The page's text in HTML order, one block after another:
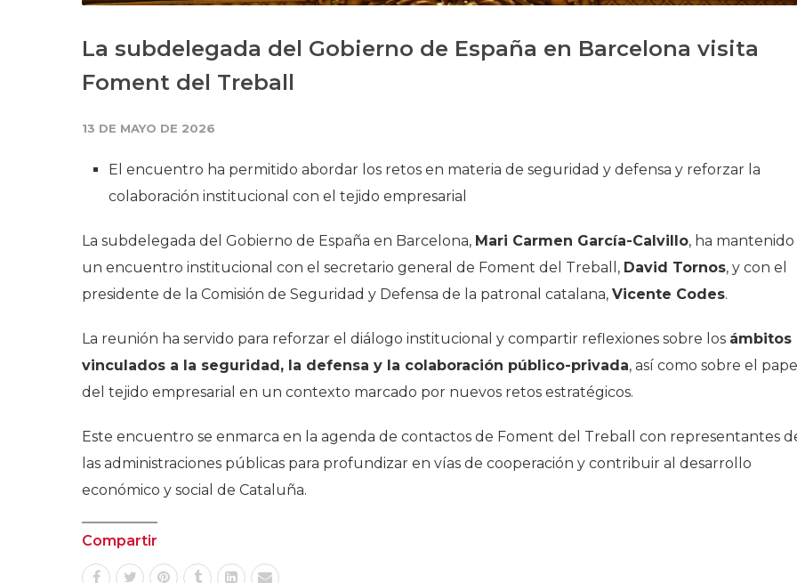
La subdelegada del Gobierno de España en Barcelona visita
Foment del Treball
13 DE MAYO DE 2026
El encuentro ha permitido abordar los retos en materia de seguridad y defensa y reforzar la
colaboración institucional con el tejido empresarial
La subdelegada del Gobierno de España en Barcelona, Mari Carmen García-Calvillo, ha mantenido
un encuentro institucional con el secretario general de Foment del Treball, David Tornos, y con el
presidente de la Comisión de Seguridad y Defensa de la patronal catalana, Vicente Codes.
La reunión ha servido para reforzar el diálogo institucional y compartir reflexiones sobre los ámbitos
vinculados a la seguridad, la defensa y la colaboración público-privada, así como sobre el papel
del tejido empresarial en un contexto marcado por nuevos retos estratégicos.
Este encuentro se enmarca en la agenda de contactos de Foment del Treball con representantes
las administraciones públicas para profundizar en vías de cooperación y contribuir al desarrollo
económico y social de Cataluña.
Compartir